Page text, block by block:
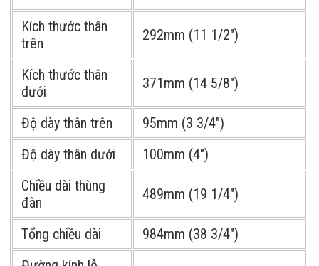
Kích thước thân
trên
292mm (11 1/2″)
Kích thước thân
dưới
371mm (14 5/8″)
Độ dày thân trên
95mm (3 3/4″)
Độ dày thân dưới
100mm (4″)
Chiều dài thùng
đàn
489mm (19 1/4″)
Tổng chiều dài
984mm (38 3/4″)